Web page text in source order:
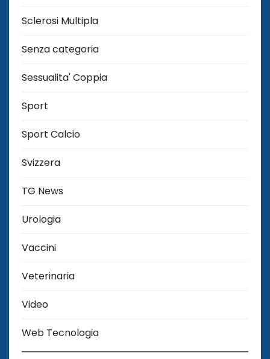
Sclerosi Multipla
Senza categoria
Sessualita' Coppia
Sport
Sport Calcio
Svizzera
TG News
Urologia
Vaccini
Veterinaria
Video
Web Tecnologia